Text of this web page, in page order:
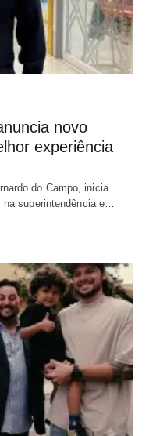
novo
experiência
do Campo, inicia
na superintendência e…